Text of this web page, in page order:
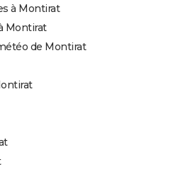
à Montirat
Montirat
de Montirat